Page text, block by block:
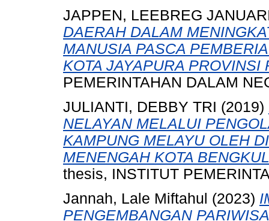
JAPPEN, LEEBREG
DAERAH DALAM
MANUSIA PASCA
KOTA JAYAPURA PROVINSI
PEMERINTAHAN DALAM
JULIANTI, DEBBY TRI (2019)
NELAYAN MELALUI
KAMPUNG MELAYU OLEH
MENENGAH KOTA
thesis, INSTITUT
Jannah, Lale Miftahul (2023)
PENGEMBANGAN